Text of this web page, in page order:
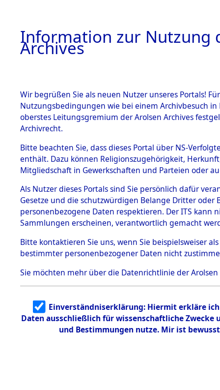
BESTÄNDE
1.
mente
5. Verschiedenes
5.3
Todesmärsche
5.3.1 Alliierte
Erhebungen
zu
Todesmärsch
en
5.3.2
Identifizierun
5.3.3
Todesmärsch
Listen
0040
Information zur Nutzung
Archives
Wir begrüßen Sie als neuen Nutzer unseres Portals!
Nutzungsbedingungen wie bei einem Archivbesuch
oberstes Leitungsgremium der Arolsen Archives
Archivrecht.
Bitte beachten Sie, dass dieses Portal über NS-
enthält. Dazu können Religionszugehörigkeit,
Mitgliedschaft in Gewerkschaften und Parteien oder
Als Nutzer dieses Portals sind Sie persönlich dafür
Gesetze und die schutzwürdigen Belange Dritter
personenbezogene Daten respektieren. Der ITS
Sammlungen erscheinen, verantwortlich gemacht
Bitte kontaktieren Sie uns, wenn Sie beispielsweiser
bestimmter personenbezogener Daten nicht
Sie möchten mehr über die Datenrichtlinie der Arolsen
Einverständniserklärung: Hiermit erkläre
Daten ausschließlich für wissenschaftliche
und Bestimmungen nutze. Mir ist